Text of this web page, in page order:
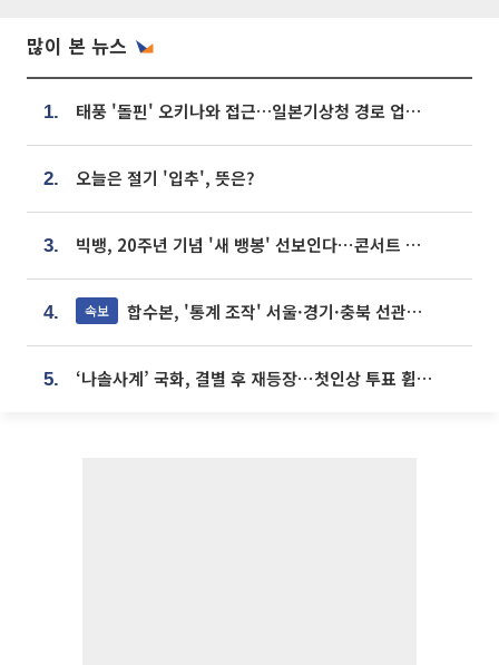
많이 본 뉴스
1. 태풍 '돌핀' 오키나와 접근…일본기상청 경로 업데이트
2. 오늘은 절기 '입추', 뜻은?
3. 빅뱅, 20주년 기념 '새 뱅봉' 선보인다⋯콘서트 앞두고 팝업 개최
4. 속보 합수본, '통계 조작' 서울·경기·충북 선관위 등 추가 압수수색
5. ‘나솔사계’ 국화, 결별 후 재등장⋯첫인상 투표 휩쓸고 ‘인기녀’ 등극